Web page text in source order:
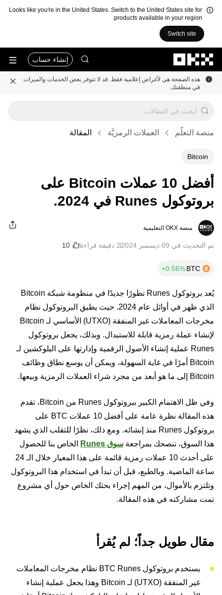
Looks like you're in the United States. Switch to the United States site for
products available in your region.
Switch site
إنشاء حساب
هذه الصفحة هي لأغراض إعلامية فقط. قد لا تتوفر بعض الخدمات والميزات
في منطقتك.
منصة التعلُّم العملات الرمزيَّة المقالة
Bitcoin
أفضل 10 عملات Bitcoin على
بروتوكول Runes في 2024.
منصة OKX التعليمية
تم التحديث في ‏09 ديسمبر 2024 2 دقيقة قراءة
BTC
يُعد بروتوكول Runes تطورًا جديدًا في منظومة شبكة Bitcoin
الذي ظهر في أوائل عام 2024. حيث يطبق البروتوكول نظام
مخرجات المعاملات غير المنفقة (UTXO) الأساسي لـ Bitcoin
لإنشاء عملة رمزية قابلة للاستبدال. وبذلك، يجعل بروتوكول
Runes عملية إنشاء الأصول الرقمية وإدارتها على البلوكشين لـ
Bitcoin أمرًا في غاية السهولة، ويمكن أن يوسع نطاق وظائف
Bitcoin إلى ما هو أبعد من مجرد شراء العملات الرمزية وبيعها.
وفي ظل الاهتمام الكبير ببروتوكول Runes من Bitcoin، تقدم
هذه المقالة نظرة عامة على أفضل 10 عملات BTC على
بروتوكول Runes منذ إنشائه. ومع ذلك، نظرًا للتقلب الذي يشهد
هذا السوق، ننصحك بمراجعة سوق Runes
الخاص بنا للحصول
على أحدث 10 عملات رمزية قائمة على هذا المعيار خلال الـ 24
ساعة الماضية. وبالطبع، قبل أن تبدأ في استخدام هذا البروتوكول
وتلتزم بالأموال، من المهم إجراء بحثك الخاص حول أي مشروع
تمت مشاركته في هذه المقالة.
مقال طويل جداً؛ لم يُقرأ
يستخدم بروتوكول BTC Runes نظام مخرجات المعاملات
غير المنفقة (UTXO) لـ Bitcoin وهذا يجعل عملية إنشاء